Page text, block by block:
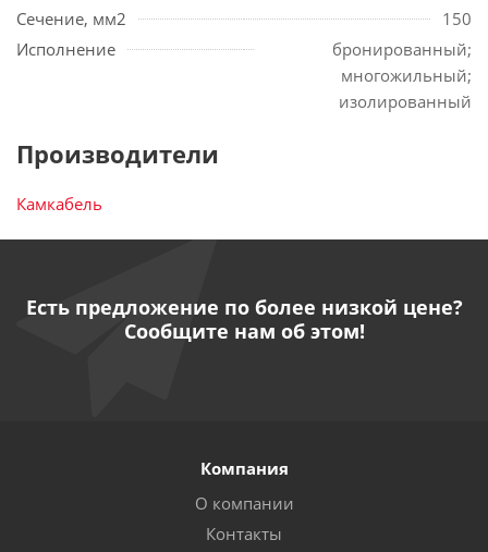
Сечение, мм2
150
Исполнение
бронированный;
многожильный;
изолированный
Производители
Камкабель
Есть предложение по более низкой цене?
Сообщите нам об этом!
Компания
О компании
Контакты